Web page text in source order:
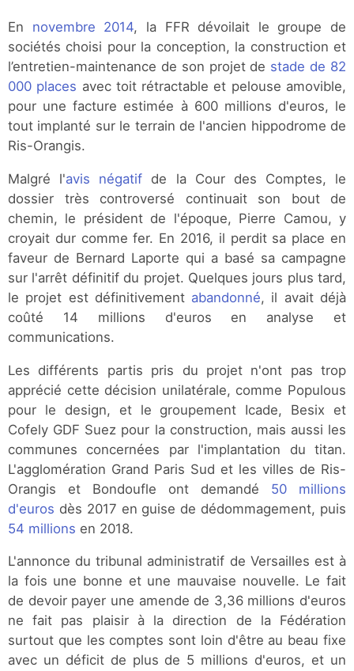
En novembre 2014, la FFR dévoilait le groupe de
sociétés choisi pour la conception, la construction et
l’entretien-maintenance de son projet de stade de 82
000 places avec toit rétractable et pelouse amovible,
pour une facture estimée à 600 millions d'euros, le
tout implanté sur le terrain de l'ancien hippodrome de
Ris-Orangis.
Malgré l'avis négatif de la Cour des Comptes, le
dossier très controversé continuait son bout de
chemin, le président de l'époque, Pierre Camou, y
croyait dur comme fer. En 2016, il perdit sa place en
faveur de Bernard Laporte qui a basé sa campagne
sur l'arrêt définitif du projet. Quelques jours plus tard,
le projet est définitivement abandonné, il avait déjà
coûté 14 millions d'euros en analyse et
communications.
Les différents partis pris du projet n'ont pas trop
apprécié cette décision unilatérale, comme Populous
pour le design, et le groupement Icade, Besix et
Cofely GDF Suez pour la construction, mais aussi les
communes concernées par l'implantation du titan.
L'agglomération Grand Paris Sud et les villes de Ris-
Orangis et Bondoufle ont demandé 50 millions
d'euros dès 2017 en guise de dédommagement, puis
54 millions en 2018.
L'annonce du tribunal administratif de Versailles est à
la fois une bonne et une mauvaise nouvelle. Le fait
de devoir payer une amende de 3,36 millions d'euros
ne fait pas plaisir à la direction de la Fédération
surtout que les comptes sont loin d'être au beau fixe
avec un déficit de plus de 5 millions d'euros, et un